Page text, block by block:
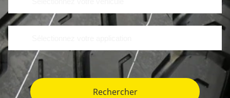
Rechercher